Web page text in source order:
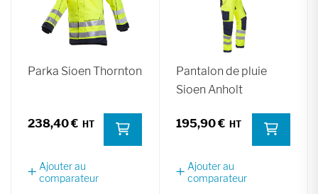
Parka Sioen Thornton
238,40 €
Ajouter au
comparateur
Pantalon de pluie
Sioen Anholt
195,90 €
Ajouter au
comparateur